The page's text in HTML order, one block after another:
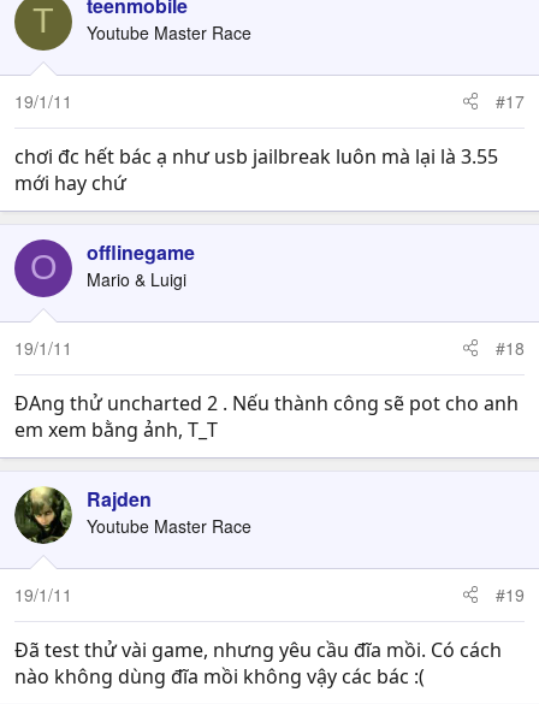
T Youtube Master Race
19/1/11 #17
chơi đc hết bác ạ như usb jailbreak luôn mà lại là 3.55
mới hay chứ
O offlinegame
Mario & Luigi
19/1/11 #18
ĐAng thử uncharted 2 . Nếu thành công sẽ pot cho anh
em xem bằng ảnh, T_T
Rajden
Youtube Master Race
19/1/11 #19
Đã test thử vài game, nhưng yêu cầu đĩa mồi. Có cách
nào không dùng đĩa mồi không vậy các bác :(